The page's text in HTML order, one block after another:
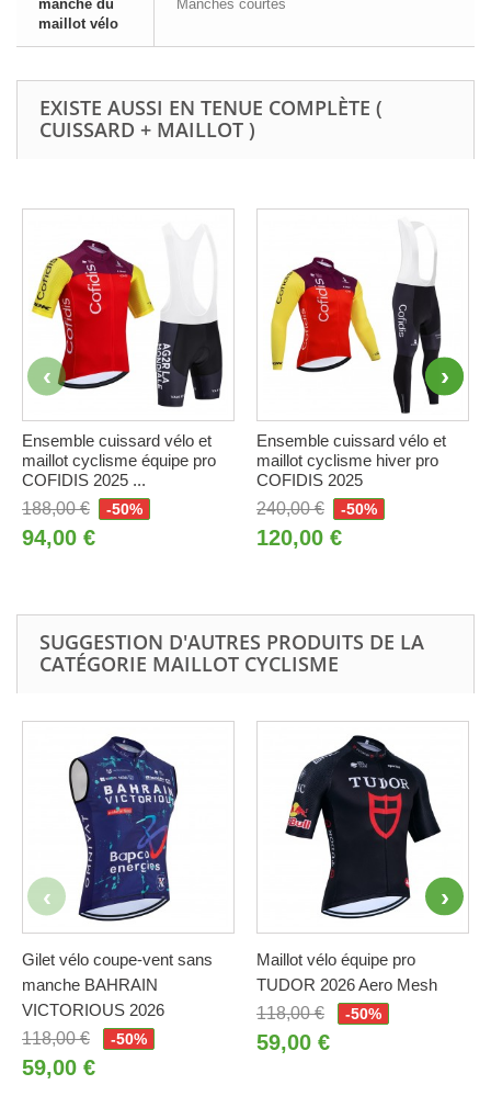
manche du
maillot vélo
Manches courtes
EXISTE AUSSI EN TENUE COMPLÈTE (
CUISSARD + MAILLOT )
Ensemble cuissard vélo et
maillot cyclisme équipe pro
COFIDIS 2025 ...
188,00 €
-50%
94,00 €
Ensemble cuissard vélo et
maillot cyclisme hiver pro
COFIDIS 2025
240,00 €
-50%
120,00 €
SUGGESTION D'AUTRES PRODUITS DE LA
CATÉGORIE MAILLOT CYCLISME
Gilet vélo coupe-vent sans
manche BAHRAIN
VICTORIOUS 2026
118,00 €
-50%
59,00 €
Maillot vélo équipe pro
TUDOR 2026 Aero Mesh
118,00 €
-50%
59,00 €